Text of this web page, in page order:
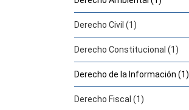
Derecho Civil (1)
Derecho Constitucional (1)
Derecho de la Información (1)
Derecho Fiscal (1)